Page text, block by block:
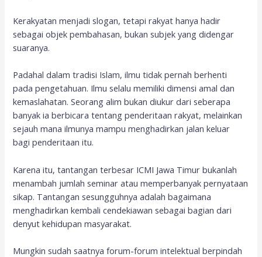
Kerakyatan menjadi slogan, tetapi rakyat hanya hadir
sebagai objek pembahasan, bukan subjek yang didengar
suaranya.
Padahal dalam tradisi Islam, ilmu tidak pernah berhenti
pada pengetahuan. Ilmu selalu memiliki dimensi amal dan
kemaslahatan. Seorang alim bukan diukur dari seberapa
banyak ia berbicara tentang penderitaan rakyat, melainkan
sejauh mana ilmunya mampu menghadirkan jalan keluar
bagi penderitaan itu.
Karena itu, tantangan terbesar ICMI Jawa Timur bukanlah
menambah jumlah seminar atau memperbanyak pernyataan
sikap. Tantangan sesungguhnya adalah bagaimana
menghadirkan kembali cendekiawan sebagai bagian dari
denyut kehidupan masyarakat.
Mungkin sudah saatnya forum-forum intelektual berpindah